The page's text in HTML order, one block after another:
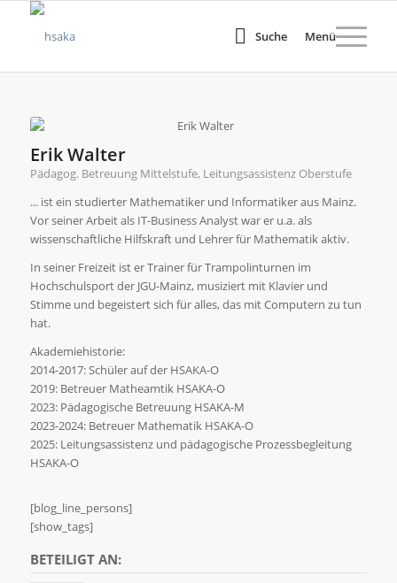
Suche Menü
Erik Walter
Pädagog. Betreuung Mittelstufe, Leitungsassistenz Oberstufe
... ist ein studierter Mathematiker und Informatiker aus Mainz.
Vor seiner Arbeit als IT-Business Analyst war er u.a. als
wissenschaftliche Hilfskraft und Lehrer für Mathematik aktiv.
In seiner Freizeit ist er Trainer für Trampolinturnen im
Hochschulsport der JGU-Mainz, musiziert mit Klavier und
Stimme und begeistert sich für alles, das mit Computern zu tun
hat.
Akademiehistorie:
2014-2017: Schüler auf der HSAKA-O
2019: Betreuer Matheamtik HSAKA-O
2023: Pädagogische Betreuung HSAKA-M
2023-2024: Betreuer Mathematik HSAKA-O
2025: Leitungsassistenz und pädagogische Prozessbegleitung
HSAKA-O
[blog_line_persons]
[show_tags]
BETEILIGT AN: